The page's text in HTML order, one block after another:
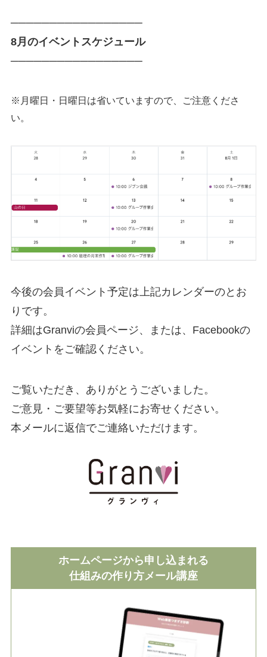
─────────────────
8月のイベントスケジュール
─────────────────
※月曜日・日曜日は省いていますので、ご注意くださ
い。
今後の会員イベント予定は上記カレンダーのとお
りです。
詳細はGranviの会員ページ、または、Facebookの
イベントをご確認ください。
ご覧いただき、ありがとうございました。
ご意見・ご要望等お気軽にお寄せください。
本メールに返信でご連絡いただけます。
ホームページから申し込まれる
仕組みの作り方メール講座